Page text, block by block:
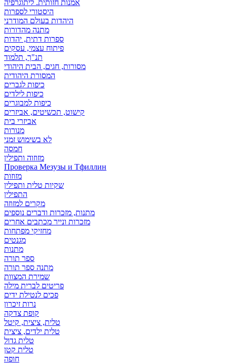
אמנות חזותית. ליתוגרפיה
היסטורי לספרות
היהדות בעולם המודרני
מתנה מהדורות
ספרות דתית, יהדות
פיתוח עצמי, עסקים
תנ"ך, תלמוד
מסורות, חגים, הבית היהודי
המסורת היהודית
כיפות לגברים
כיפות לילדים
כיפות למבוגרים
קישוט, תכשיטים, אביזרים
אביזרי בית
מנורות
לא בשימוש זמני
חמסה
מזוזוה ותפילין
Проверка Мезузы и Тфиллин
מזוזות
שקיות טלית ותפילין
התפילין
מקרים למזוזה
מתנות, מזכרות ודברים נוספים
מזכרות ונייר מכתבים אחרים
מחזיקי מפתחות
מגנטים
מתנות
ספר תורה
מתנה ספר תורה
שמירת המצוות
פריטים לברית מילה
פכים לנטילת ידים
נרות זיכרון
קופת צדקה
טלית, ציצית, קיטל
טלית ילדים, ציצית
טלית גדול
טלית קטן